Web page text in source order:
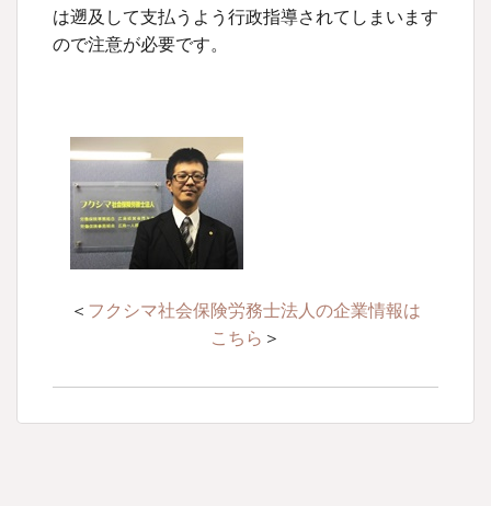
は遡及して支払うよう行政指導されてしまいます
ので注意が必要です。
＜ フクシマ社会保険労務士法人の企業情報は
こちら ＞